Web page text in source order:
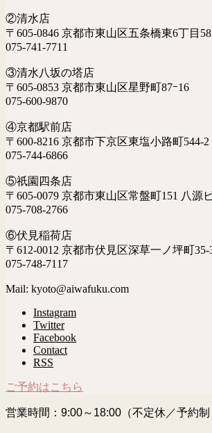
②清水店
〒605-0846 京都市東山区五条橋東6丁目
075-741-7711
③清水八坂の塔店
〒605-0853 京都市東山区星野町87ｰ16
075-600-9870
④京都駅前店
〒600-8216 京都市下京区東塩小路町544-
075-744-6866
⑤祇園四条店
〒605-0079 京都市東山区常盤町151 八源
075-708-2766
⑥伏見稲荷店
〒612-0012 京都市伏見区深草一ノ坪町35-
075-748-7117
Mail: kyoto@aiwafuku.com
Instagram
Twitter
Facebook
Contact
RSS
ご予約はこちら
営業時間：9:00～18:00（不定休／予約制